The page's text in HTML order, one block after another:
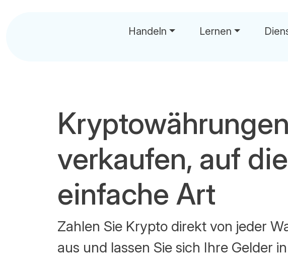
Handeln Lernen
Kryptowährungen
verkaufen, auf die
einfache Art
Zahlen Sie Krypto direkt von jeder
aus und lassen Sie sich Ihre Gelder